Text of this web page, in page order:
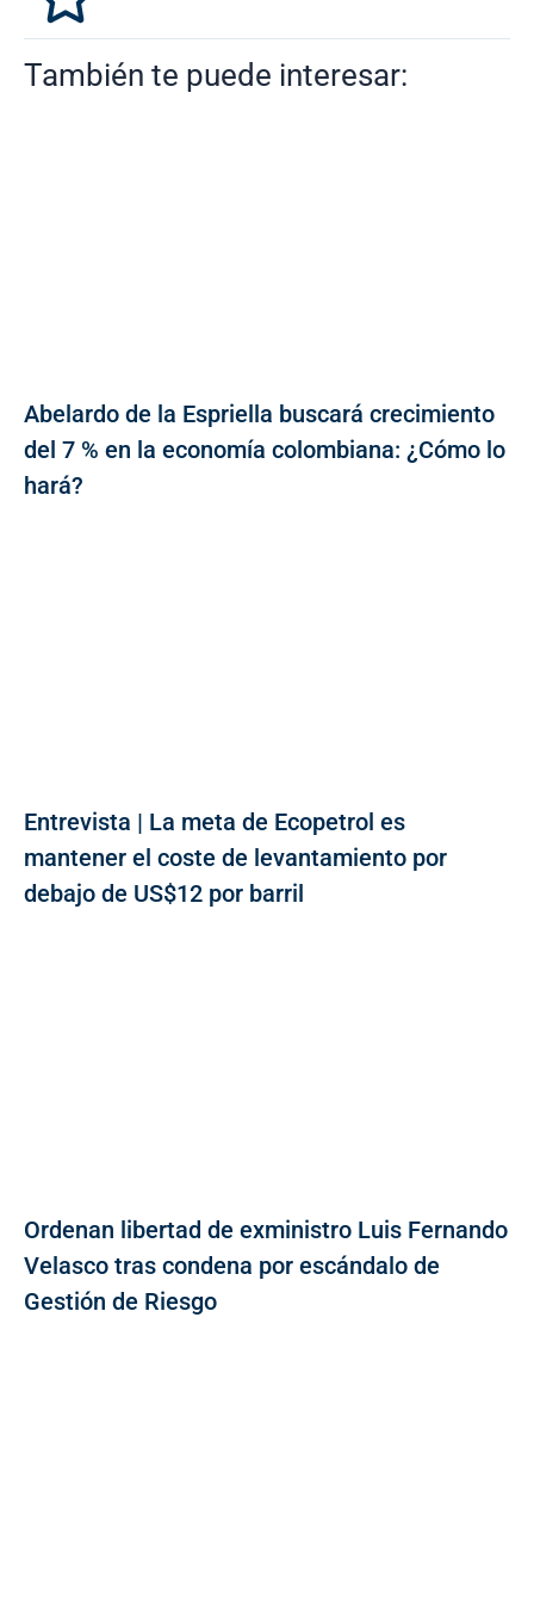
También te puede interesar:
Abelardo de la Espriella buscará crecimiento
del 7 % en la economía colombiana: ¿Cómo lo
hará?
Entrevista | La meta de Ecopetrol es
mantener el coste de levantamiento por
debajo de US$12 por barril
Ordenan libertad de exministro Luis Fernando
Velasco tras condena por escándalo de
Gestión de Riesgo